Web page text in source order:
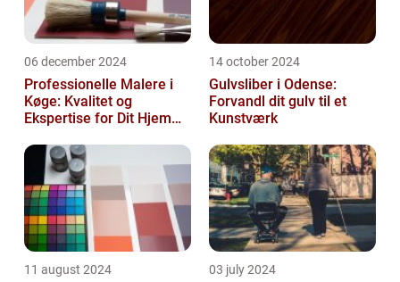
06 december 2024
Professionelle Malere i
Køge: Kvalitet og
Ekspertise for Dit Hjem
14 october 2024
Gulvsliber i Odense:
Forvandl dit gulv til et
Kunstværk
11 august 2024 03 july 2024